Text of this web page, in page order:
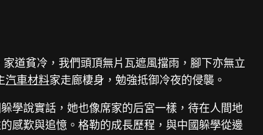
道貧冷，我們頭頂無片瓦遮風擋雨，腳下亦無立
汽車材料家走廊棲身，勉強抵御冷夜的侵襲。
學說實話，她也像席家的后宮一樣，待在人間地
感歎與追憶。格勒的成長歷程，與中國躲學從邊